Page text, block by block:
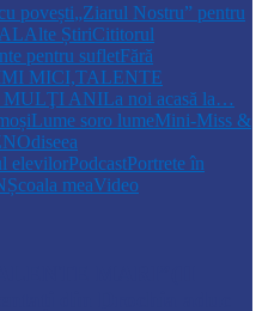
povești„Ziarul Nostru” pentru
Alte ȘtiriCititorul
pentru sufletFără
MICI,TALENTE
MULŢI ANILa noi acasă la…
Lume soro lumeMini-Miss &
Odiseea
elevilorPodcastPortrete în
Școala meaVideo